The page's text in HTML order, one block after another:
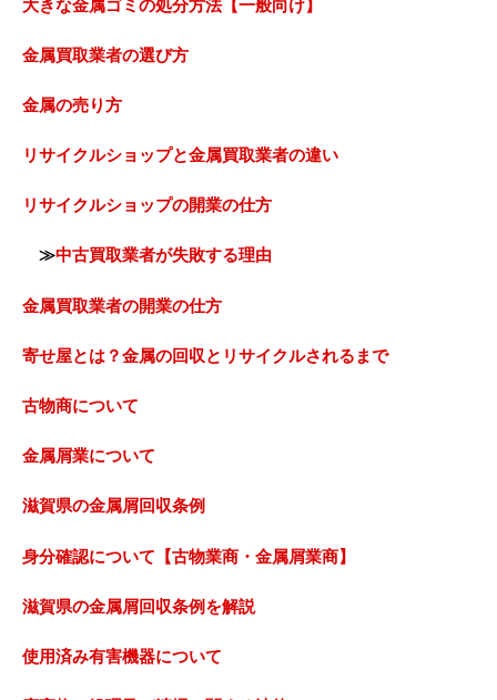
大きな金属ゴミの処分方法【一般向け】
金属買取業者の選び方
金属の売り方
リサイクルショップと金属買取業者の違い
リサイクルショップの開業の仕方
≫中古買取業者が失敗する理由
金属買取業者の開業の仕方
寄せ屋とは？金属の回収とリサイクルされるまで
古物商について
金属屑業について
滋賀県の金属屑回収条例
身分確認について【古物業商・金属屑業商】
滋賀県の金属屑回収条例を解説
使用済み有害機器について